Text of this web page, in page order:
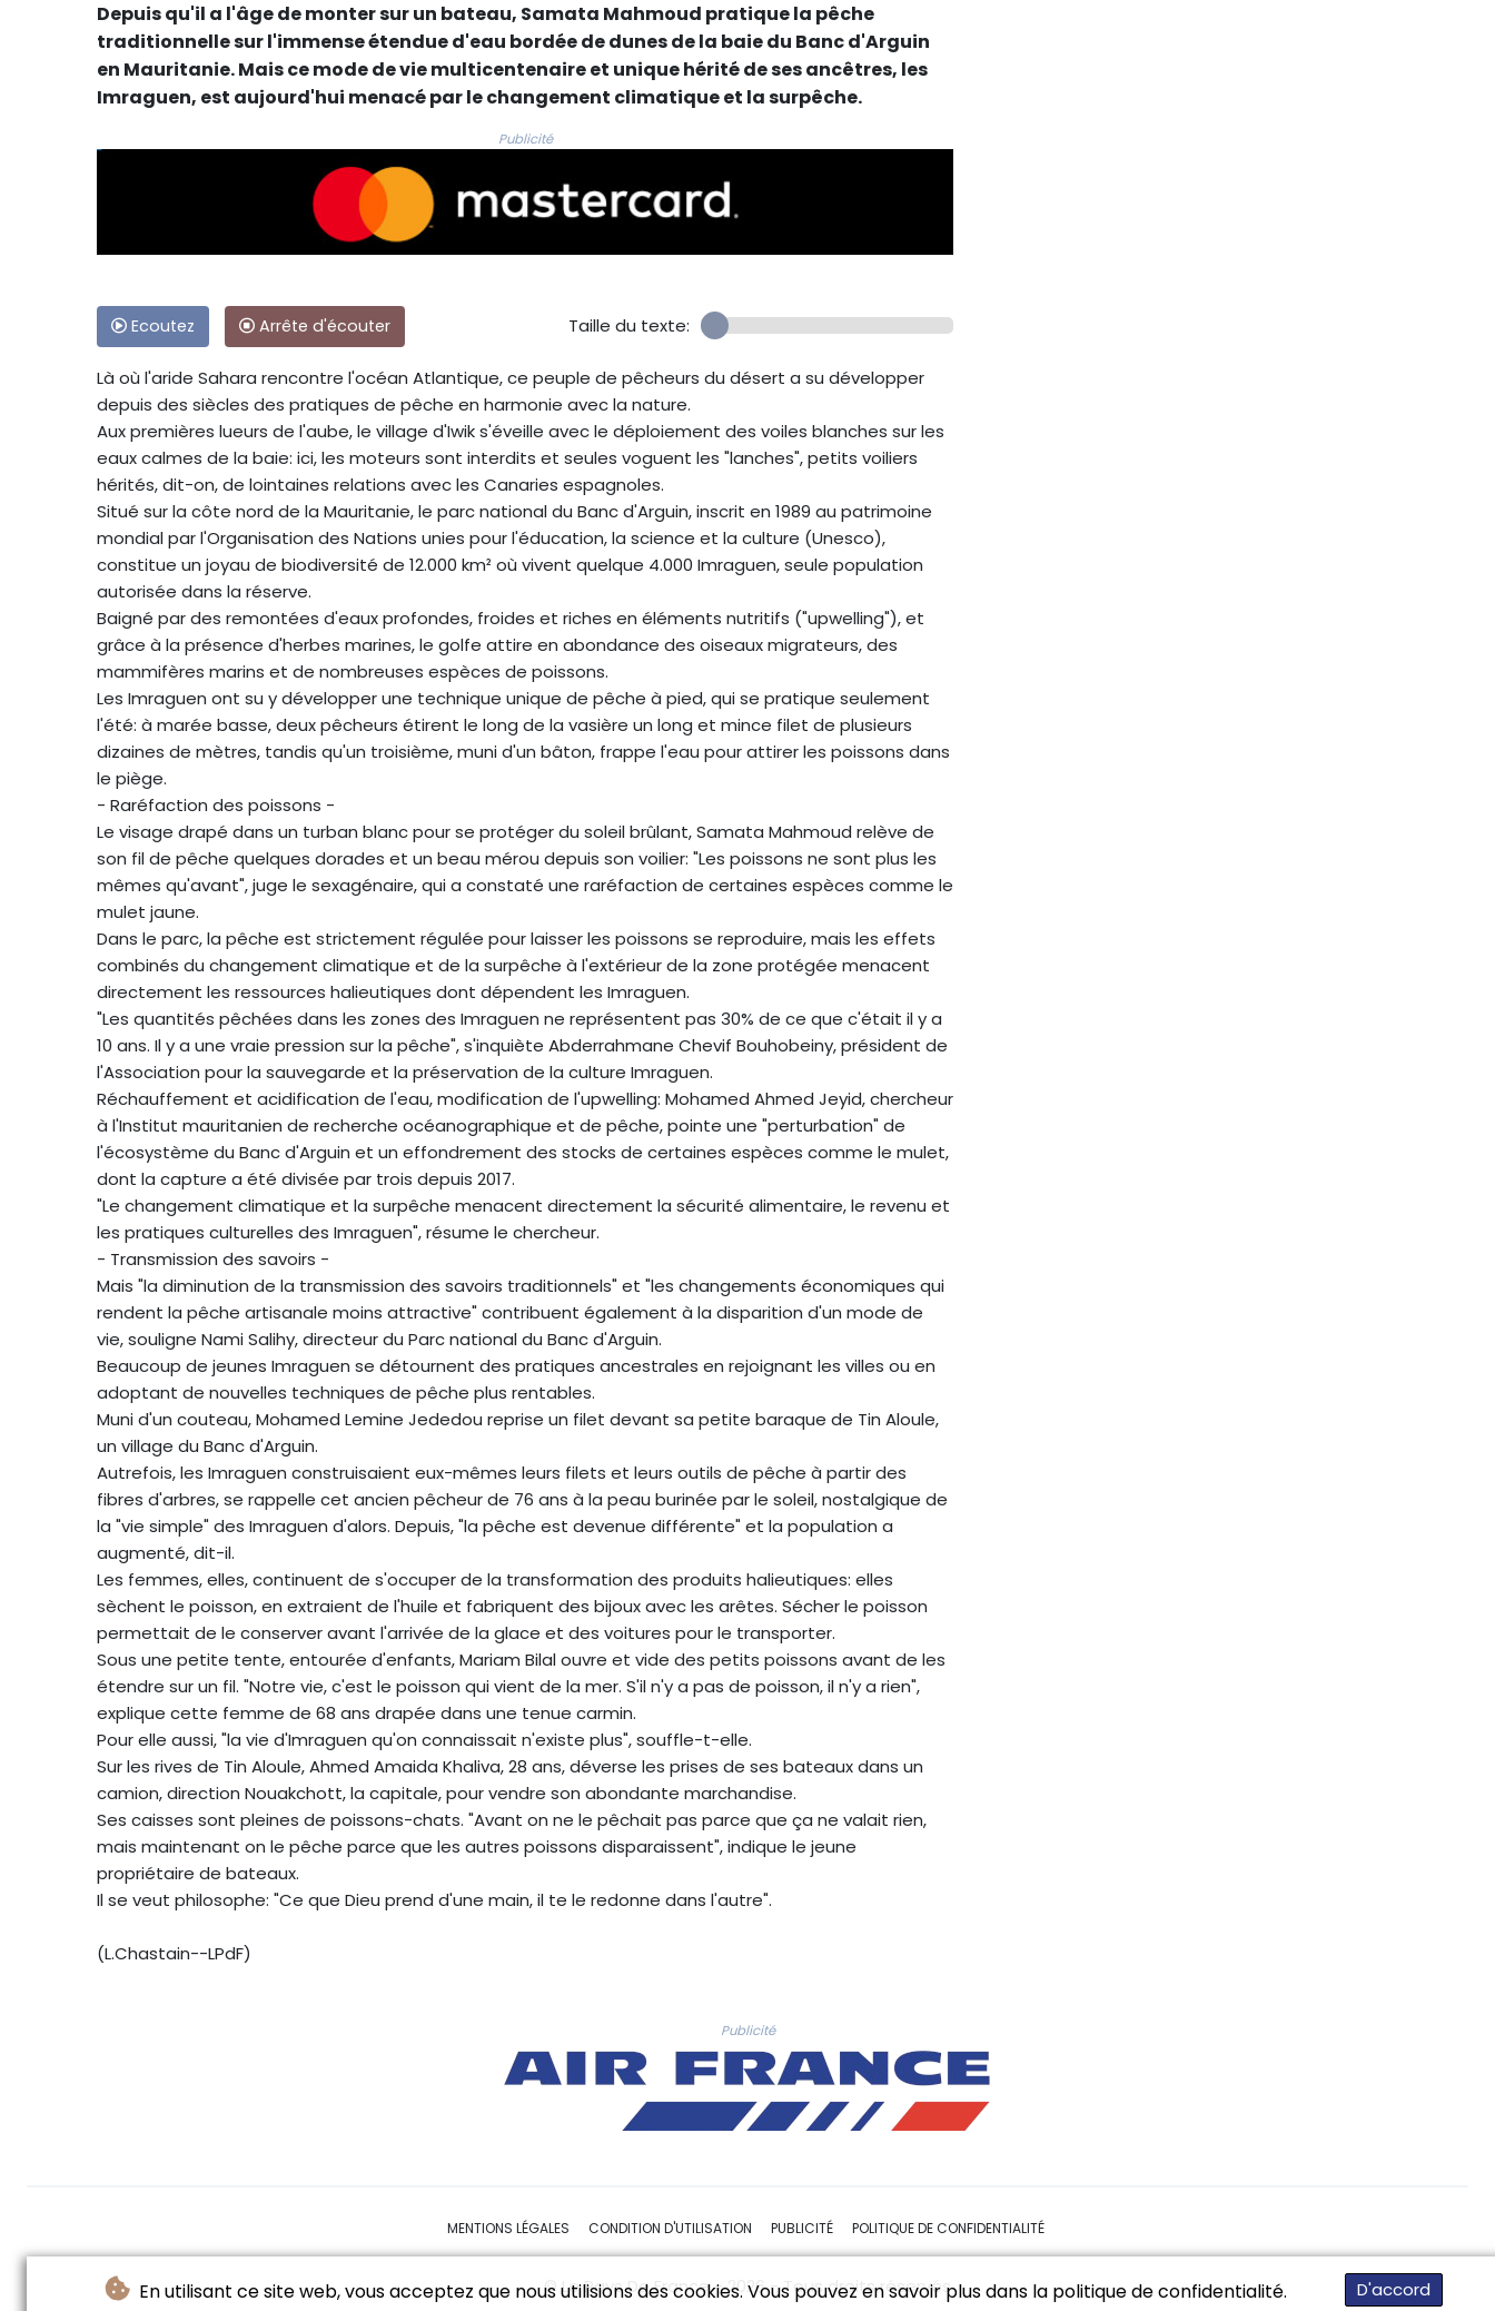
En utilisant ce site web, vous acceptez que nous utilisions des cookies. Vous pouvez en savoir plus dans la politique de confidentialité. D'accord
Depuis qu'il a l'âge de monter sur un bateau, Samata Mahmoud pratique la pêche
traditionnelle sur l'immense étendue d'eau bordée de dunes de la baie du Banc d'Arguin
en Mauritanie. Mais ce mode de vie multicentenaire et unique hérité de ses ancêtres, les
Imraguen, est aujourd'hui menacé par le changement climatique et la surpêche.
Publicité
Ecoutez Arrête d'écouter Taille du texte:
Là où l'aride Sahara rencontre l'océan Atlantique, ce peuple de pêcheurs du désert a su développer
depuis des siècles des pratiques de pêche en harmonie avec la nature.
Aux premières lueurs de l'aube, le village d'Iwik s'éveille avec le déploiement des voiles blanches sur les
eaux calmes de la baie: ici, les moteurs sont interdits et seules voguent les "lanches", petits voiliers
hérités, dit-on, de lointaines relations avec les Canaries espagnoles.
Situé sur la côte nord de la Mauritanie, le parc national du Banc d'Arguin, inscrit en 1989 au patrimoine
mondial par l'Organisation des Nations unies pour l'éducation, la science et la culture (Unesco),
constitue un joyau de biodiversité de 12.000 km² où vivent quelque 4.000 Imraguen, seule population
autorisée dans la réserve.
Baigné par des remontées d'eaux profondes, froides et riches en éléments nutritifs ("upwelling"), et
grâce à la présence d'herbes marines, le golfe attire en abondance des oiseaux migrateurs, des
mammifères marins et de nombreuses espèces de poissons.
Les Imraguen ont su y développer une technique unique de pêche à pied, qui se pratique seulement
l'été: à marée basse, deux pêcheurs étirent le long de la vasière un long et mince filet de plusieurs
dizaines de mètres, tandis qu'un troisième, muni d'un bâton, frappe l'eau pour attirer les poissons dans
le piège.
- Raréfaction des poissons -
Le visage drapé dans un turban blanc pour se protéger du soleil brûlant, Samata Mahmoud relève de
son fil de pêche quelques dorades et un beau mérou depuis son voilier: "Les poissons ne sont plus les
mêmes qu'avant", juge le sexagénaire, qui a constaté une raréfaction de certaines espèces comme le
mulet jaune.
Dans le parc, la pêche est strictement régulée pour laisser les poissons se reproduire, mais les effets
combinés du changement climatique et de la surpêche à l'extérieur de la zone protégée menacent
directement les ressources halieutiques dont dépendent les Imraguen.
"Les quantités pêchées dans les zones des Imraguen ne représentent pas 30% de ce que c'était il y a
10 ans. Il y a une vraie pression sur la pêche", s'inquiète Abderrahmane Chevif Bouhobeiny, président de
l'Association pour la sauvegarde et la préservation de la culture Imraguen.
Réchauffement et acidification de l'eau, modification de l'upwelling: Mohamed Ahmed Jeyid, chercheur
à l'Institut mauritanien de recherche océanographique et de pêche, pointe une "perturbation" de
l'écosystème du Banc d'Arguin et un effondrement des stocks de certaines espèces comme le mulet,
dont la capture a été divisée par trois depuis 2017.
"Le changement climatique et la surpêche menacent directement la sécurité alimentaire, le revenu et
les pratiques culturelles des Imraguen", résume le chercheur.
- Transmission des savoirs -
Mais "la diminution de la transmission des savoirs traditionnels" et "les changements économiques qui
rendent la pêche artisanale moins attractive" contribuent également à la disparition d'un mode de
vie, souligne Nami Salihy, directeur du Parc national du Banc d'Arguin.
Beaucoup de jeunes Imraguen se détournent des pratiques ancestrales en rejoignant les villes ou en
adoptant de nouvelles techniques de pêche plus rentables.
Muni d'un couteau, Mohamed Lemine Jededou reprise un filet devant sa petite baraque de Tin Aloule,
un village du Banc d'Arguin.
Autrefois, les Imraguen construisaient eux-mêmes leurs filets et leurs outils de pêche à partir des
fibres d'arbres, se rappelle cet ancien pêcheur de 76 ans à la peau burinée par le soleil, nostalgique de
la "vie simple" des Imraguen d'alors. Depuis, "la pêche est devenue différente" et la population a
augmenté, dit-il.
Les femmes, elles, continuent de s'occuper de la transformation des produits halieutiques: elles
sèchent le poisson, en extraient de l'huile et fabriquent des bijoux avec les arêtes. Sécher le poisson
permettait de le conserver avant l'arrivée de la glace et des voitures pour le transporter.
Sous une petite tente, entourée d'enfants, Mariam Bilal ouvre et vide des petits poissons avant de les
étendre sur un fil. "Notre vie, c'est le poisson qui vient de la mer. S'il n'y a pas de poisson, il n'y a rien",
explique cette femme de 68 ans drapée dans une tenue carmin.
Pour elle aussi, "la vie d'Imraguen qu'on connaissait n'existe plus", souffle-t-elle.
Sur les rives de Tin Aloule, Ahmed Amaida Khaliva, 28 ans, déverse les prises de ses bateaux dans un
camion, direction Nouakchott, la capitale, pour vendre son abondante marchandise.
Ses caisses sont pleines de poissons-chats. "Avant on ne le pêchait pas parce que ça ne valait rien,
mais maintenant on le pêche parce que les autres poissons disparaissent", indique le jeune
propriétaire de bateaux.
Il se veut philosophe: "Ce que Dieu prend d'une main, il te le redonne dans l'autre".
(L.Chastain--LPdF)
Publicité
MENTIONS LÉGALES CONDITION D'UTILISATION PUBLICITÉ POLITIQUE DE CONFIDENTIALITÉ
© Le Pays De France - 2026 - Tous droits réservés